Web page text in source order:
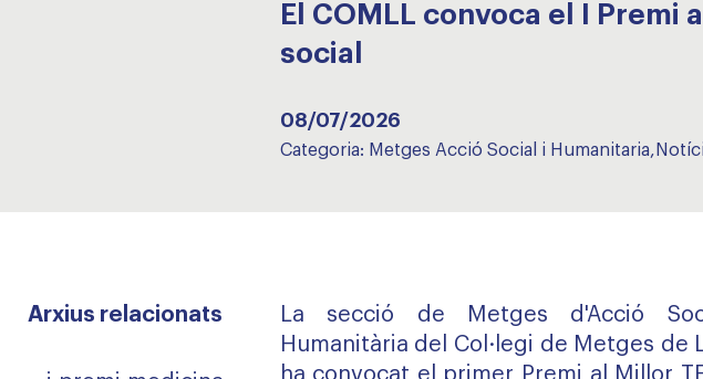
El COMLL convoca el I
social
08/07/2026
Categoria: Metges Acció Social i Humanitaria,
Arxius relacionats
La secció de Metges d'Acció
Humanitària del Col·legi de Metges de
ha convocat el primer Premi al Millor